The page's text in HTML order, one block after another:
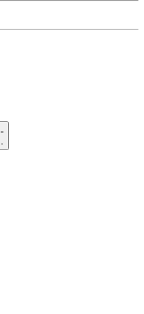
Открыть меню